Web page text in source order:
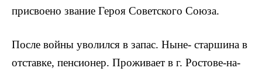
присвоено звание Героя Советского Союза.
После войны уволился в запас. Ныне- старшина в
отставке, пенсионер. Проживает в г. Ростове-на-